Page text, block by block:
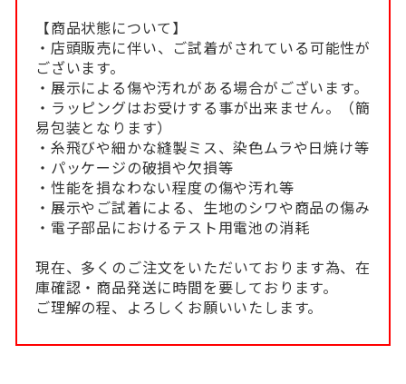
【商品状態について】
・店頭販売に伴い、ご試着がされている可能性が
ございます。
・展示による傷や汚れがある場合がございます。
・ラッピングはお受けする事が出来ません。（簡
易包装となります）
・糸飛びや細かな縫製ミス、染色ムラや日焼け等
・パッケージの破損や欠損等
・性能を損なわない程度の傷や汚れ等
・展示やご試着による、生地のシワや商品の傷み
・電子部品におけるテスト用電池の消耗
現在、多くのご注文をいただいております為、在
庫確認・商品発送に時間を要しております。
ご理解の程、よろしくお願いいたします。